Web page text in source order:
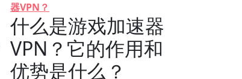
器VPN？
什么是游戏加速器
VPN？它的作用和
优势是什么？